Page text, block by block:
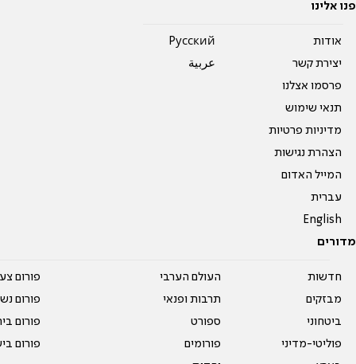
פנו אלינו
אודות
יצירת קשר
פרסמו אצלנו
תנאי שימוש
מדיניות פרטיות
הצהרת נגישות
המייל האדום
עברית
English
Pусский
عربية
מדורים
חדשות
מבזקים
ביטחוני
פוליטי-מדיני
העולם הערבי
תרבות ופנאי
ספורט
פורומים
פורום
פורום
פורום
פורום